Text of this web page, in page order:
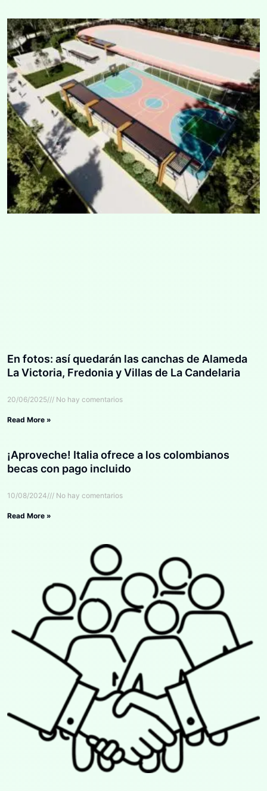
En fotos: así quedarán las canchas de Alameda
La Victoria, Fredonia y Villas de La Candelaria
20/06/2025 No hay comentarios
Read More »
¡Aproveche! Italia ofrece a los colombianos
becas con pago incluido
10/08/2024 No hay comentarios
Read More »